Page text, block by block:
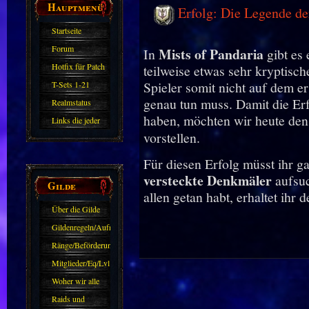
Hauptmenü
Startseite
Forum
Hotfix für Patch
11.X
T-Sets 1-21
Realmstatus
Links die jeder
kennen sollte?!
Gilde
Über die Gilde
(DAW)
Gildenregeln/Aufnahme
Ränge/Beförderungen
Mitglieder/Eq/Lvl
Woher wir alle
kommen.
Raids und
Erfolg: Die Legende
InMists of Pandariagibt es
teilweise etwas sehr
Spieler somit nicht auf dem
genau tun muss. Damit die
haben, möchten wir heute
vorstellen.
Für diesen Erfolg müsst ihr
versteckte Denkmäler
allen getan habt, erhaltet ihr